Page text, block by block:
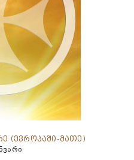
(ევროპაში-მათე)